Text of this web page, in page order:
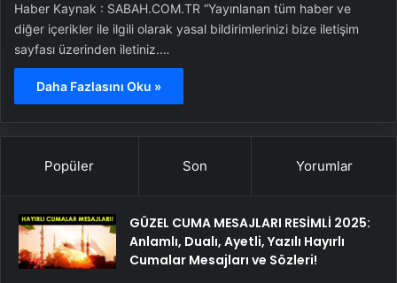
Haber Kaynak : SABAH.COM.TR “Yayınlanan tüm haber ve
diğer içerikler ile ilgili olarak yasal bildirimlerinizi bize iletişim
sayfası üzerinden iletiniz.…
Daha Fazlasını Oku »
Popüler Son Yorumlar
GÜZEL CUMA MESAJLARI RESİMLİ 2025:
Anlamlı, Dualı, Ayetli, Yazılı Hayırlı
Cumalar Mesajları ve Sözleri!